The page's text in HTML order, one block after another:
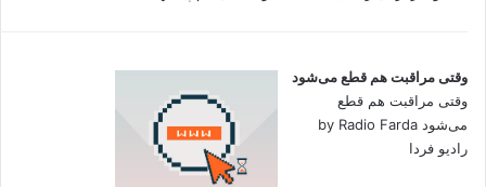
وقتی مراقبت هم قطع می‌شود
وقتی مراقبت هم قطع
می‌شود by Radio Farda
رادیو فردا